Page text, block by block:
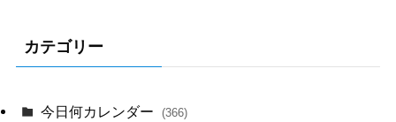
カテゴリー
今日何カレンダー (366)